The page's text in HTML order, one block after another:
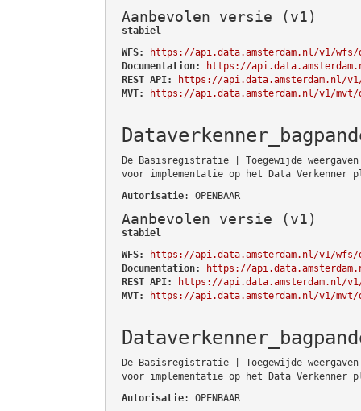
Aanbevolen versie (v1)
stabiel
WFS:
https://api.data.amsterdam.nl/v1/wfs/
Documentation:
https://
REST API:
https://api.data.amsterdam.nl/
MVT:
https://api.data.amsterdam.nl/v1/mvt/
De Basisregistratie | Toegewijde
voor implementatie op het Data Verkenner
Autorisatie: OPENBAAR
Aanbevolen versie (v1)
stabiel
WFS:
https://api.data.amsterdam.nl/v1/wfs/
Documentation:
https://
REST API:
https://api.data.amsterdam.nl/v1/
MVT:
https://api.data.amsterdam.nl/v1/mvt/
De Basisregistratie | Toegewijde
voor implementatie op het Data Verkenner
Autorisatie: OPENBAAR